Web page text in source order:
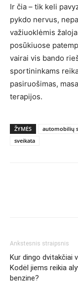
Ir čia – tik keli
pykdo nervus,
važiuoklėmis
posūkiuose
vairai vis bando
sportininkams
pasiruošimas,
terapijos.
ŽYMĖS automobilių
sveikata
Ankstesnis straipsnis
Kur dingo dvitakčiai
Kodėl jiems reikia
benzine?